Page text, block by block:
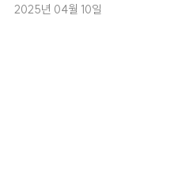
2025년 04월 10일